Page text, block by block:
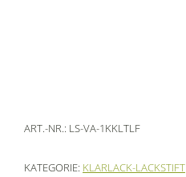
ART.-NR.: LS-VA-1KKLTLF
KATEGORIE: KLARLACK-LACKSTIFT